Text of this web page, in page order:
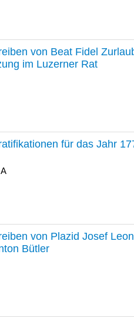
von Beat Fidel
im Luzerner Rat
für das Jahr
von Plazid Josef
Bütler